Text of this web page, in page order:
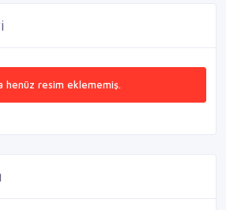
henüz resim eklememiş.